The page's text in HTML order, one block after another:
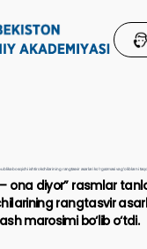
bosqichi ishtirokchilarining rangtasvir asarlari ko‘rgazmasi va g‘oliblarni
ona diyor” rasmlar
rangtasvir
marosimi bo‘lib o‘tdi.